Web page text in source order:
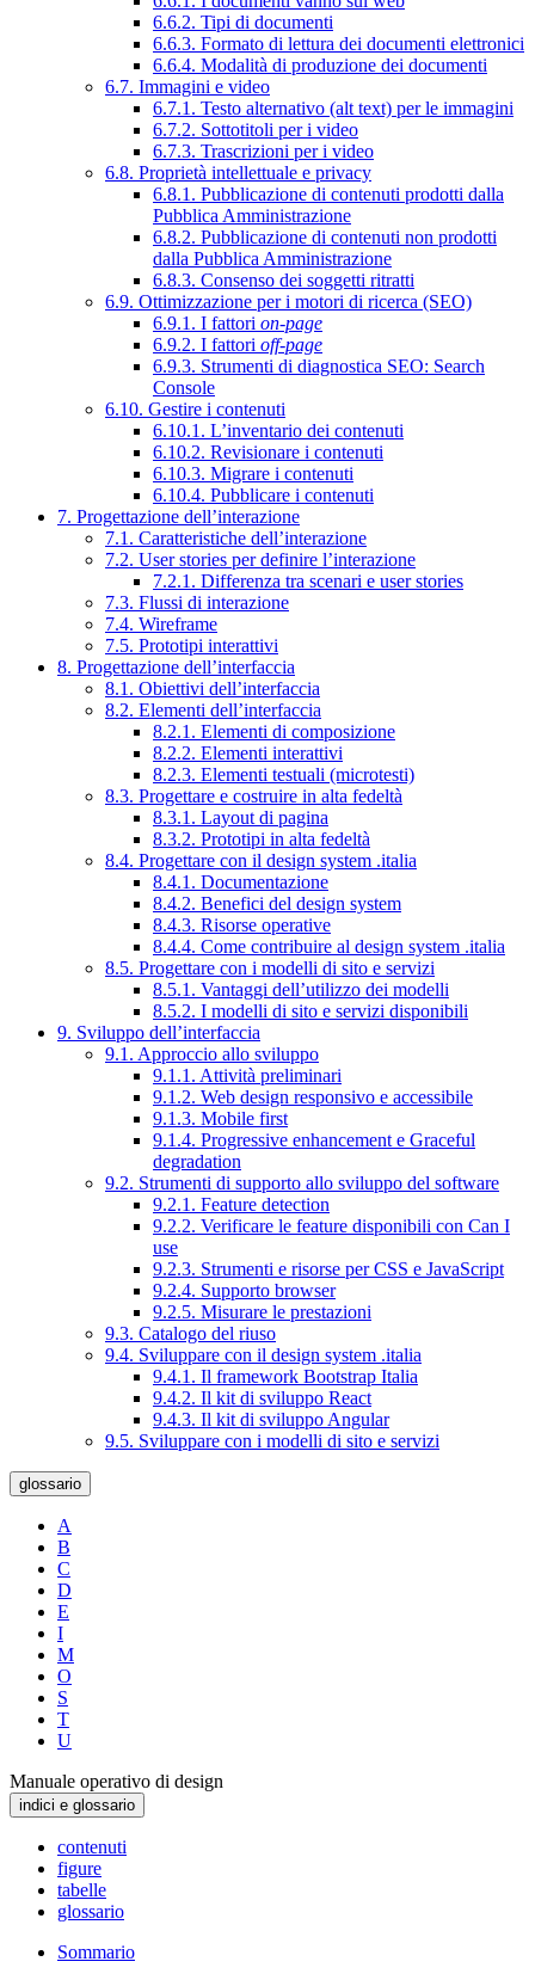
6.6.2. Tipi di documenti
6.6.3. Formato di lettura dei documenti elettronici
6.6.4. Modalità di produzione dei documenti
6.7. Immagini e video
6.7.1. Testo alternativo (alt text) per le immagini
6.7.2. Sottotitoli per i video
6.7.3. Trascrizioni per i video
6.8. Proprietà intellettuale e privacy
6.8.1. Pubblicazione di contenuti prodotti dalla
Pubblica Amministrazione
6.8.2. Pubblicazione di contenuti non prodotti
dalla Pubblica Amministrazione
6.8.3. Consenso dei soggetti ritratti
6.9. Ottimizzazione per i motori di ricerca (SEO)
6.9.1. I fattori on-page
6.9.2. I fattori off-page
6.9.3. Strumenti di diagnostica SEO: Search
Console
6.10. Gestire i contenuti
6.10.1. L’inventario dei contenuti
6.10.2. Revisionare i contenuti
6.10.3. Migrare i contenuti
6.10.4. Pubblicare i contenuti
7. Progettazione dell’interazione
7.1. Caratteristiche dell’interazione
7.2. User stories per definire l’interazione
7.2.1. Differenza tra scenari e user stories
7.3. Flussi di interazione
7.4. Wireframe
7.5. Prototipi interattivi
8. Progettazione dell’interfaccia
8.1. Obiettivi dell’interfaccia
8.2. Elementi dell’interfaccia
8.2.1. Elementi di composizione
8.2.2. Elementi interattivi
8.2.3. Elementi testuali (microtesti)
8.3. Progettare e costruire in alta fedeltà
8.3.1. Layout di pagina
8.3.2. Prototipi in alta fedeltà
8.4. Progettare con il design system .italia
8.4.1. Documentazione
8.4.2. Benefici del design system
8.4.3. Risorse operative
8.4.4. Come contribuire al design system .italia
8.5. Progettare con i modelli di sito e servizi
8.5.1. Vantaggi dell’utilizzo dei modelli
8.5.2. I modelli di sito e servizi disponibili
9. Sviluppo dell’interfaccia
9.1. Approccio allo sviluppo
9.1.1. Attività preliminari
9.1.2. Web design responsivo e accessibile
9.1.3. Mobile first
9.1.4. Progressive enhancement e Graceful
degradation
9.2. Strumenti di supporto allo sviluppo del software
9.2.1. Feature detection
9.2.2. Verificare le feature disponibili con Can I
use
9.2.3. Strumenti e risorse per CSS e JavaScript
9.2.4. Supporto browser
9.2.5. Misurare le prestazioni
9.3. Catalogo del riuso
9.4. Sviluppare con il design system .italia
9.4.1. Il framework Bootstrap Italia
9.4.2. Il kit di sviluppo React
9.4.3. Il kit di sviluppo Angular
9.5. Sviluppare con i modelli di sito e servizi
glossario
A
B
C
D
E
I
M
O
S
T
U
Manuale operativo di design
indici e glossario
contenuti
figure
tabelle
glossario
Sommario